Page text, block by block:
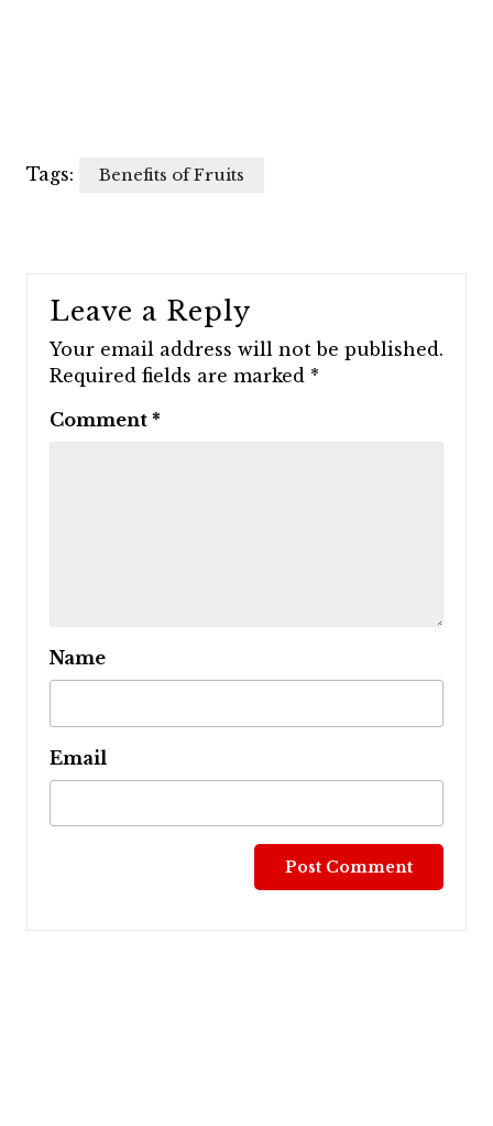
Tags: Benefits of Fruits
Leave a Reply
Your email address will not be published.
Required fields are marked *
Comment *
Name
Email